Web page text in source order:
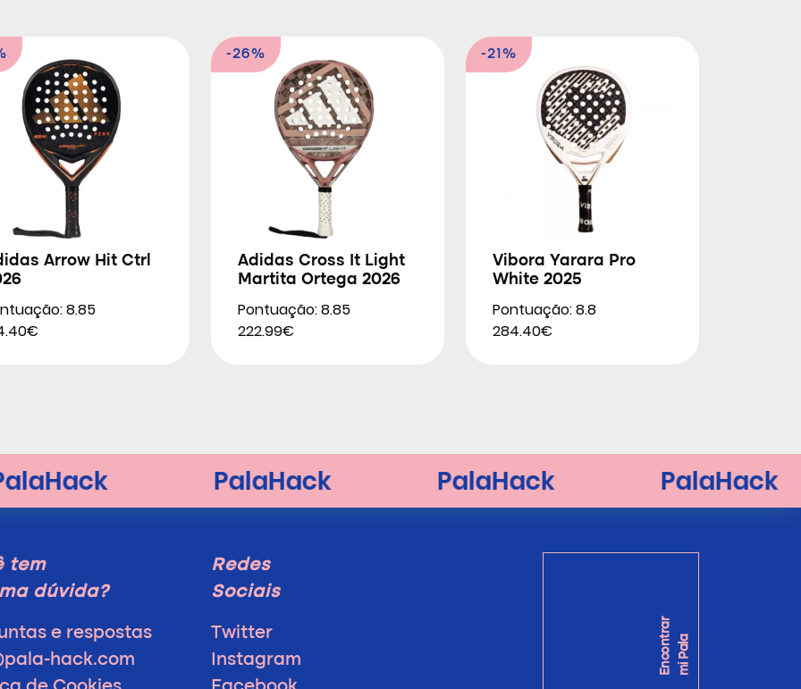
Arrow Hit Ctrl
8.85
-26%
Adidas Cross It Light
Martita Ortega 2026
Pontuação: 8.85
222.99€
-21%
Vibora Yarara Pro
White 2025
Pontuação: 8.8
284.40€
tem
dúvida?
e respostas
hack.com
Redes
Sociais
Twitter
Instagram